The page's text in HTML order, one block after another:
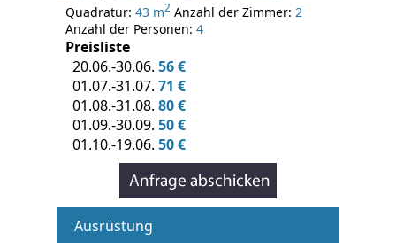
Quadratur: 43 m2 Anzahl der Zimmer: 2
Anzahl der Personen: 4
Preisliste
20.06.-30.06. 56 €
01.07.-31.07. 71 €
01.08.-31.08. 80 €
01.09.-30.09. 50 €
01.10.-19.06. 50 €
Ausrüstung